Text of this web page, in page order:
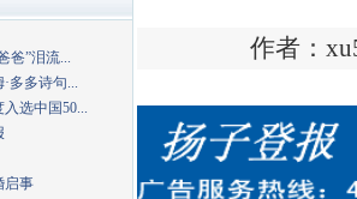
作者：
爸”泪流...
多多诗句...
选中国50...
启事